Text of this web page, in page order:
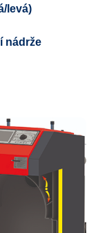
/levá)
nádrže